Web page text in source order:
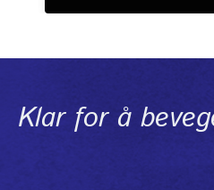
Klar for å